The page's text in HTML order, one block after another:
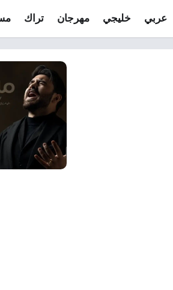
عربي خليجي مهرجان تراك